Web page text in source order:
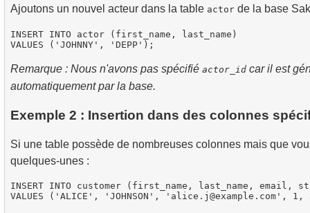
Ajoutons un nouvel acteur dans la table actor de la base
INSERT INTO actor (first_name, last_name)
Remarque : Nous n'avons pas spécifié actor_id car il est
automatiquement par la base.
Exemple 2 : Insertion dans des colonnes
Si une table possède de nombreuses colonnes mais que
quelques-unes :
INSERT INTO customer (first_name, last_name, email,